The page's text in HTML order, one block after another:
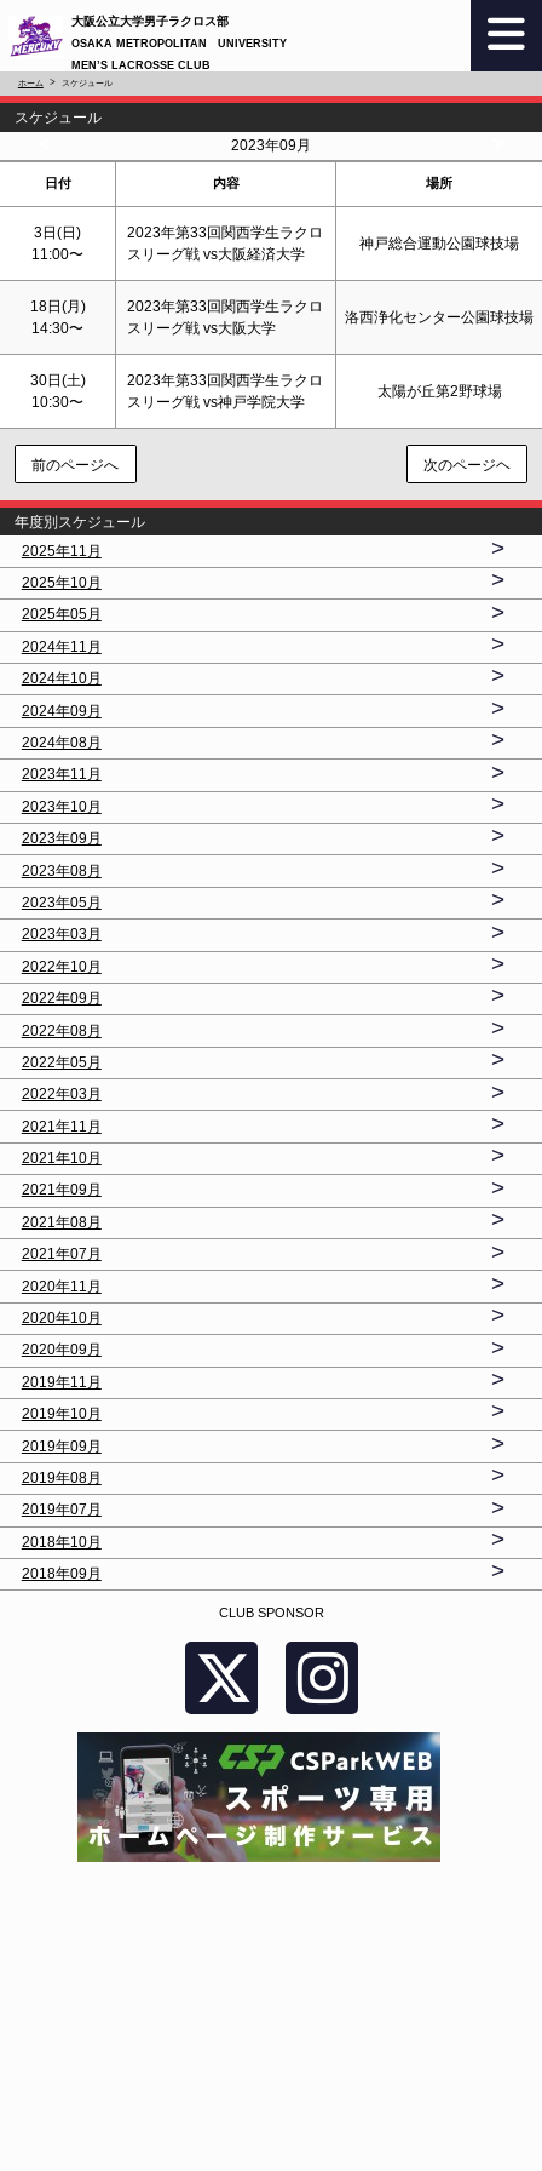
大阪公立大学男子ラクロス部
OSAKA METROPOLITAN UNIVERSITY
MEN’S LACROSSE CLUB
ホーム スケジュール
スケジュール
2023年09月
日付 内容 場所
3日(日)
11:00〜
2023年第33回関西学生ラクロ
スリーグ戦 vs大阪経済大学
神戸総合運動公園球技場
18日(月)
14:30〜
2023年第33回関西学生ラクロ
スリーグ戦 vs大阪大学
洛西浄化センター公園球技場
30日(土)
10:30〜
2023年第33回関西学生ラクロ
スリーグ戦 vs神戸学院大学
太陽が丘第2野球場
前のページへ 次のページヘ
年度別スケジュール
2025年11月
>
2025年10月 >
2025年05月 >
2024年11月 >
2024年10月 >
2024年09月 >
2024年08月 >
2023年11月 >
2023年10月 >
2023年09月 >
2023年08月 >
2023年05月 >
2023年03月 >
2022年10月 >
2022年09月 >
2022年08月 >
2022年05月 >
2022年03月 >
2021年11月 >
2021年10月 >
2021年09月 >
2021年08月 >
2021年07月 >
2020年11月 >
2020年10月 >
2020年09月 >
2019年11月 >
2019年10月 >
2019年09月 >
2019年08月 >
2019年07月 >
2018年10月 >
2018年09月 >
CLUB SPONSOR